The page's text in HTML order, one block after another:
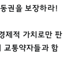
권을 보장하라!
제적 가치로만 판
교통약자들과 함